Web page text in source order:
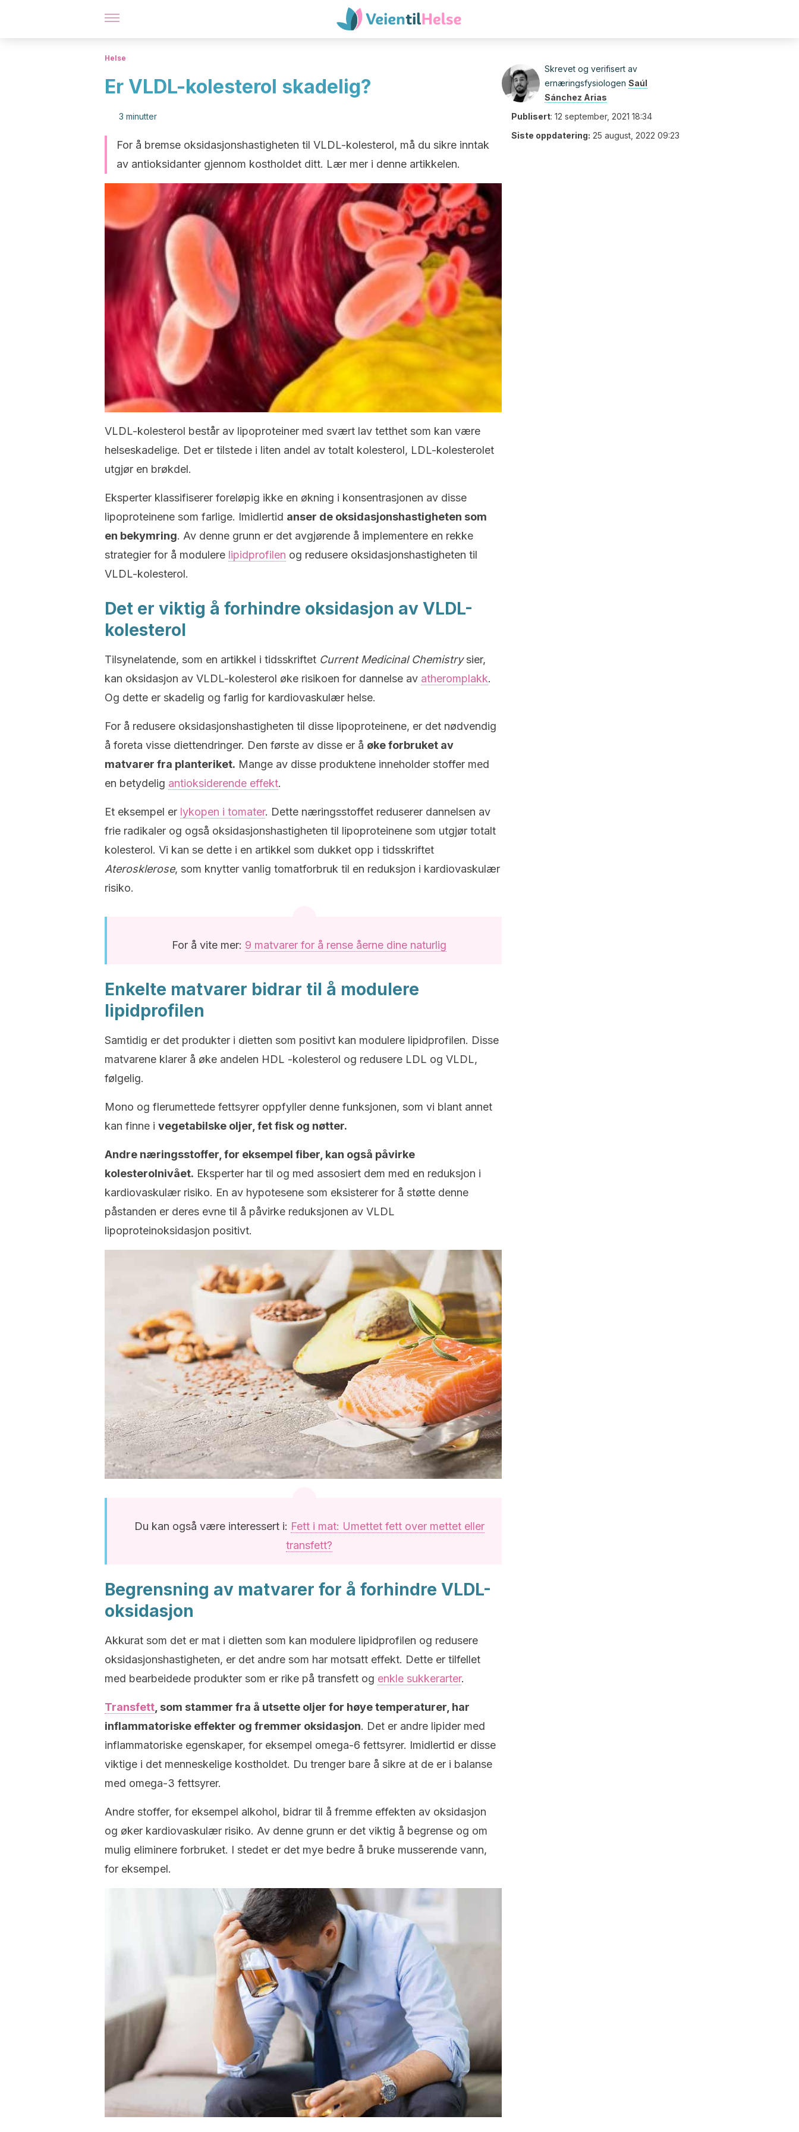
Helse
Er VLDL-kolesterol skadelig?
3 minutter
For å bremse oksidasjonshastigheten til VLDL-kolesterol, må du sikre inntak
av antioksidanter gjennom kostholdet ditt. Lær mer i denne artikkelen.
VLDL-kolesterol består av lipoproteiner med svært lav tetthet som kan være
helseskadelige. Det er tilstede i liten andel av totalt kolesterol, LDL-kolesterolet
utgjør en brøkdel.
Eksperter klassifiserer foreløpig ikke en økning i konsentrasjonen av disse
lipoproteinene som farlige. Imidlertid anser de oksidasjonshastigheten som
en bekymring. Av denne grunn er det avgjørende å implementere en rekke
strategier for å modulere lipidprofilen og redusere oksidasjonshastigheten til
VLDL-kolesterol.
Det er viktig å forhindre oksidasjon av VLDL-
kolesterol
Tilsynelatende, som en artikkel i tidsskriftet Current Medicinal Chemistrysier,
kan oksidasjon av VLDL-kolesterol øke risikoen for dannelse av atheromplakk.
Og dette er skadelig og farlig for kardiovaskulær helse.
For å redusere oksidasjonshastigheten til disse lipoproteinene, er det nødvendig
å foreta visse diettendringer. Den første av disse er å øke forbruket av
matvarer fra planteriket. Mange av disse produktene inneholder stoffer med
en betydelig antioksiderende effekt.
Et eksempel er lykopen i tomater. Dette næringsstoffet reduserer dannelsen av
frie radikaler og også oksidasjonshastigheten til lipoproteinene som utgjør totalt
kolesterol. Vi kan se dette i en artikkel som dukket opp i tidsskriftet
Aterosklerose, som knytter vanlig tomatforbruk til en reduksjon i kardiovaskulær
risiko.
For å vite mer: 9 matvarer for å rense åerne dine naturlig
Enkelte matvarer bidrar til å modulere
lipidprofilen
Samtidig er det produkter i dietten som positivt kan modulere lipidprofilen. Disse
matvarene klarer å øke andelen HDL -kolesterol og redusere LDL og VLDL,
følgelig.
Mono og flerumettede fettsyrer oppfyller denne funksjonen, som vi blant annet
kan finne i vegetabilske oljer, fet fisk og nøtter.
Andre næringsstoffer, for eksempel fiber, kan også påvirke
kolesterolnivået. Eksperter har til og med assosiert dem med en reduksjon i
kardiovaskulær risiko. En av hypotesene som eksisterer for å støtte denne
påstanden er deres evne til å påvirke reduksjonen av VLDL
lipoproteinoksidasjon positivt.
Du kan også være interessert i: Fett i mat: Umettet fett over mettet eller
transfett?
Begrensning av matvarer for å forhindre VLDL-
oksidasjon
Akkurat som det er mat i dietten som kan modulere lipidprofilen og redusere
oksidasjonshastigheten, er det andre som har motsatt effekt. Dette er tilfellet
med bearbeidede produkter som er rike på transfett og enkle sukkerarter.
Transfett , som stammer fra å utsette oljer for høye temperaturer, har
inflammatoriske effekter og fremmer oksidasjon. Det er andre lipider med
inflammatoriske egenskaper, for eksempel omega-6 fettsyrer. Imidlertid er disse
viktige i det menneskelige kostholdet. Du trenger bare å sikre at de er i balanse
med omega-3 fettsyrer.
Andre stoffer, for eksempel alkohol, bidrar til å fremme effekten av oksidasjon
og øker kardiovaskulær risiko. Av denne grunn er det viktig å begrense og om
mulig eliminere forbruket. I stedet er det mye bedre å bruke musserende vann,
for eksempel.
Skrevet og verifisert av
ernæringsfysiologen Saúl
Sánchez Arias
Publisert: 12 september, 2021 18:34
Siste oppdatering: 25 august, 2022 09:23